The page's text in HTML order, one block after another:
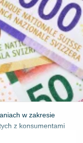
w zakresie
z konsumentami